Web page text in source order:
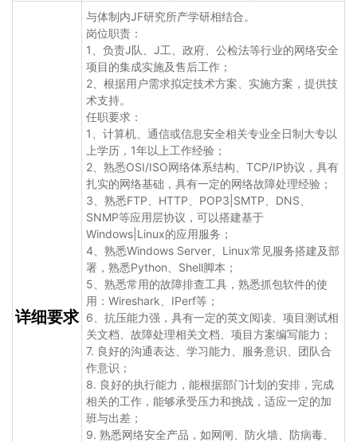
详细要求
与体制内JF研究所产学研相结合。
岗位职责：
1、负责J队、J工、政府、公检法等行业的网络安全
项目的集成实施及售后工作；
2、根据用户需求拟定技术方案、实施方案，提供技
术支持。
任职要求：
1、计算机、通信或信息安全相关专业全日制大专以
上学历，1年以上工作经验；
2、熟悉OSI/ISO网络体系结构、TCP/IP协议，具有
扎实的网络基础，具有一定的网络故障处理经验；
3、熟悉FTP、HTTP、POP3|SMTP、DNS、
SNMP等应用层协议，可以搭建基于
Windows|Linux的应用服务；
4、熟悉Windows Server、Linux常见服务搭建及部
署，熟悉Python、Shell脚本；
5、熟悉常用的故障排查工具，熟悉抓包软件的使
用：Wireshark、IPerf等；
6、抗压能力强，具有一定的英文阅读、项目测试相
关文档、故障处理相关文档、项目方案编写能力；
7. 良好的沟通表达、学习能力、服务意识、团队合
作意识；
8. 良好的执行能力，能根据部门计划的安排，完成
相关的工作，能够承受压力和挑战，适应一定的加
班与出差；
9. 熟悉网络安全产品，如网闸、防火墙、防病毒、